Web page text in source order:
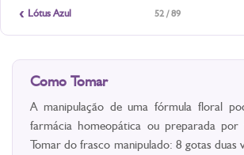
‹ Lótus Azul 52 / 89
Como Tomar
A manipulação de uma fórmula floral
farmácia homeopática ou preparada por
Tomar do frasco manipulado: 8 gotas duas